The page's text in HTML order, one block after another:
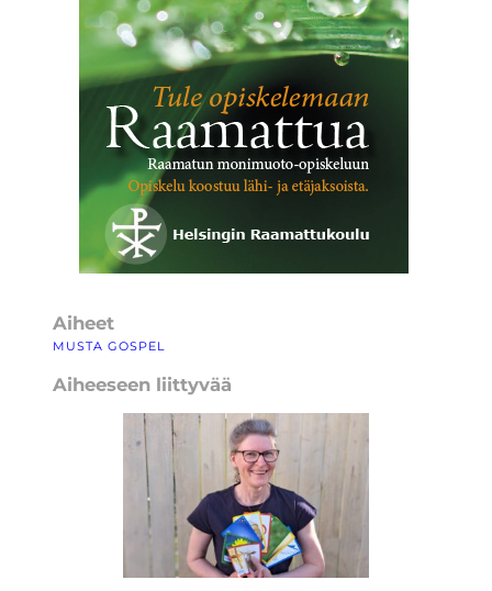
Aiheet
MUSTA GOSPEL
Aiheeseen liittyvää